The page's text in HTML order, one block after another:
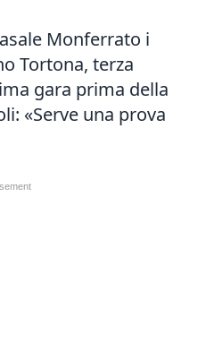
Monferrato i
Tortona, terza
gara prima della
«Serve una prova